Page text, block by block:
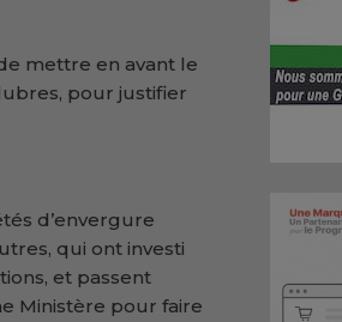
mettre en avant le
pour justifier
d’envergure
qui ont investi
et passent
Ministère pour faire